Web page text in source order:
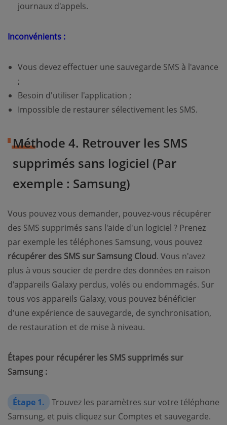
journaux d'appels.
Inconvénients :
Vous devez effectuer une sauvegarde SMS à l'avance
;
Besoin d'utiliser l'application ;
Impossible de restaurer sélectivement les SMS.
Méthode 4. Retrouver les SMS
supprimés sans logiciel (Par
exemple : Samsung)
Vous pouvez vous demander, pouvez-vous récupérer
des SMS supprimés sans l'aide d'un logiciel ? Prenez
par exemple les téléphones Samsung, vous pouvez
récupérer des SMS sur Samsung Cloud. Vous n'avez
plus à vous soucier de perdre des données en raison
d'appareils Galaxy perdus, volés ou endommagés. Sur
tous vos appareils Galaxy, vous pouvez bénéficier
d'une expérience de sauvegarde, de synchronisation,
de restauration et de mise à niveau.
Étapes pour récupérer les SMS supprimés sur
Samsung :
Étape 1.
Trouvez les paramètres sur votre téléphone
Samsung, et puis cliquez sur Comptes et sauvegarde.